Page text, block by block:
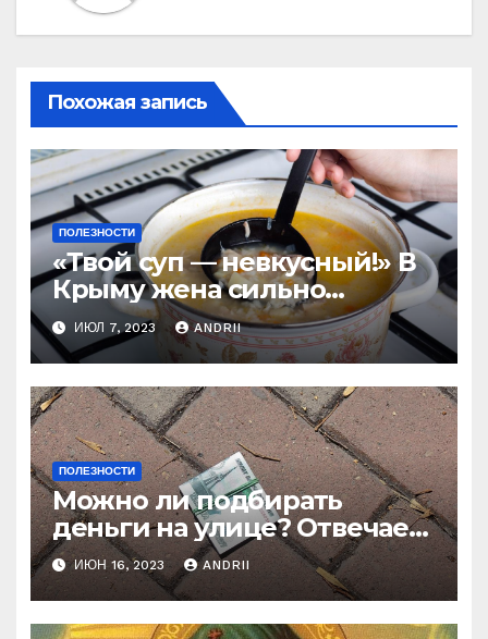
Похожая запись
ПОЛЕЗНОСТИ
«Твой суп — невкусный!» В
Крыму жена сильно
наказала мужа за
нелестный отзыв о её
стряпне
ИЮЛ 7, 2023 ANDRII
ПОЛЕЗНОСТИ
Можно ли подбирать
деньги на улице? Отвечает
батюшка
ИЮН 16, 2023 ANDRII